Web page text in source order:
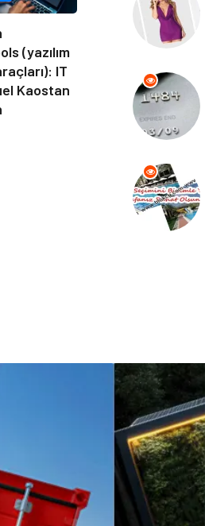
(yazılım
IT
Kaostan
Ev İşleri
Sigorta
Mobilya
Bebek Giyim
Doğal Enerji